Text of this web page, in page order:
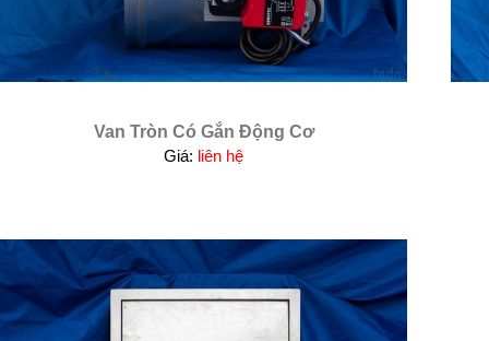
Van Tròn Có Gắn Động Cơ
Giá: liên hệ